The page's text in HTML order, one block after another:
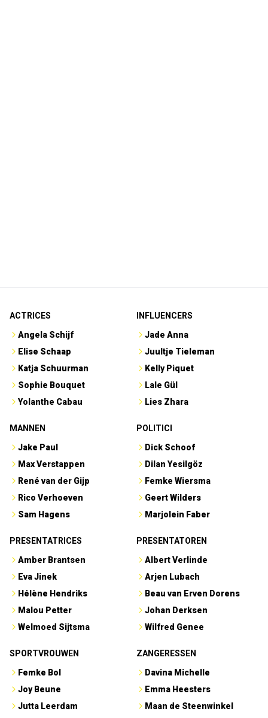
ACTRICES
Angela Schijf
Elise Schaap
Katja Schuurman
Sophie Bouquet
Yolanthe Cabau
INFLUENCERS
Jade Anna
Juultje Tieleman
Kelly Piquet
Lale Gül
Lies Zhara
MANNEN
Jake Paul
Max Verstappen
René van der Gijp
Rico Verhoeven
Sam Hagens
POLITICI
Dick Schoof
Dilan Yesilgöz
Femke Wiersma
Geert Wilders
Marjolein Faber
PRESENTATRICES
Amber Brantsen
Eva Jinek
Hélène Hendriks
Malou Petter
Welmoed Sijtsma
PRESENTATOREN
Albert Verlinde
Arjen Lubach
Beau van Erven Dorens
Johan Derksen
Wilfred Genee
SPORTVROUWEN
Femke Bol
Joy Beune
Jutta Leerdam
ZANGERESSEN
Davina Michelle
Emma Heesters
Maan de Steenwinkel